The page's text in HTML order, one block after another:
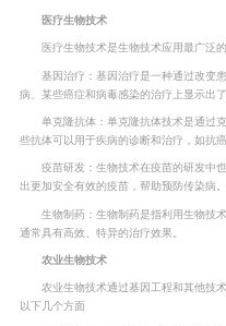
医疗生物技术
医疗生物技术是生物技术应用最广泛
基因治疗：基因治疗是一种通过改变
病、某些癌症和病毒感染的治疗上显示出了
单克隆抗体：单克隆抗体技术是通过
些抗体可以用于疾病的诊断和治疗，如抗癌
疫苗研发：生物技术在疫苗的研发中
出更加安全有效的疫苗，帮助预防传染病。
生物制药：生物制药是指利用生物技
通常具有高效、特异的治疗效果。
农业生物技术
农业生物技术通过基因工程和其他技
以下几个方面